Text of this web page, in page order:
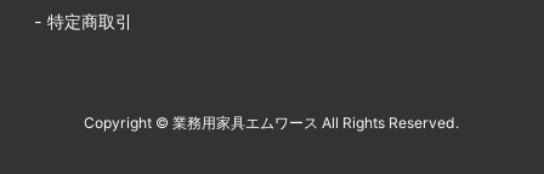
- 特定商取引
Copyright © 業務用家具エムワース All Rights Reserved.